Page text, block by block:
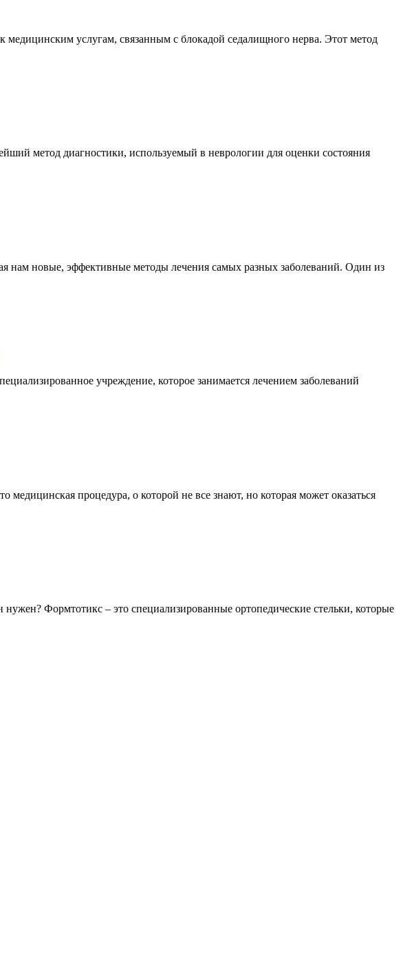
медицинским услугам, связанным с блокадой седалищного нерва. Этот метод
метод диагностики, используемый в неврологии для оценки состояния
нам новые, эффективные методы лечения самых разных заболеваний. Один из
учреждение, которое занимается лечением заболеваний
процедура, о которой не все знают, но которая может оказаться
Формтотикс – это специализированные ортопедические стельки, которые